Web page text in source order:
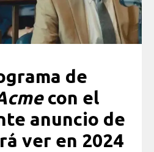
de
con el
anuncio de
ver en 2024